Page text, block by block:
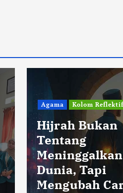
Agama Kolom Reflektif
Hijrah Bukan
Tentang
Meninggalkan
Dunia, Tapi
Mengubah